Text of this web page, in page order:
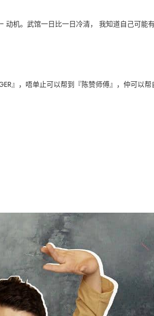
动机。武馆一日比一日冷清， 我知道自己可能
』，唔单止可以帮到『陈赞师傅』，仲可以